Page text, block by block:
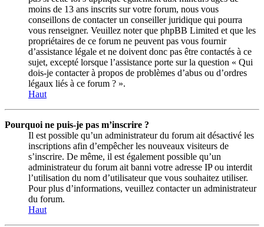
moins de 13 ans inscrits sur votre forum, nous vous
conseillons de contacter un conseiller juridique qui pourra
vous renseigner. Veuillez noter que phpBB Limited et que les
propriétaires de ce forum ne peuvent pas vous fournir
d’assistance légale et ne doivent donc pas être contactés à ce
sujet, excepté lorsque l’assistance porte sur la question « Qui
dois-je contacter à propos de problèmes d’abus ou d’ordres
légaux liés à ce forum ? ».
Haut
Pourquoi ne puis-je pas m’inscrire ?
Il est possible qu’un administrateur du forum ait désactivé les
inscriptions afin d’empêcher les nouveaux visiteurs de
s’inscrire. De même, il est également possible qu’un
administrateur du forum ait banni votre adresse IP ou interdit
l’utilisation du nom d’utilisateur que vous souhaitez utiliser.
Pour plus d’informations, veuillez contacter un administrateur
du forum.
Haut